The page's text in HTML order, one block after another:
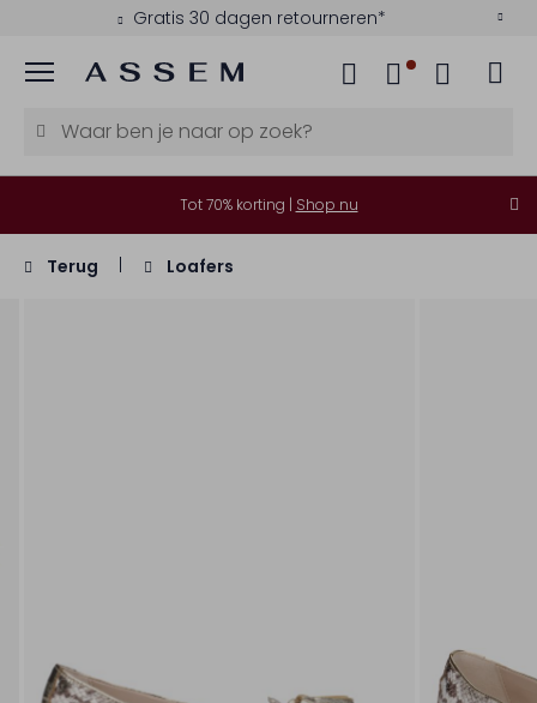
Gratis 30 dagen retourneren*
Menu
Tot 70% korting | Shop nu
Terug Loafers